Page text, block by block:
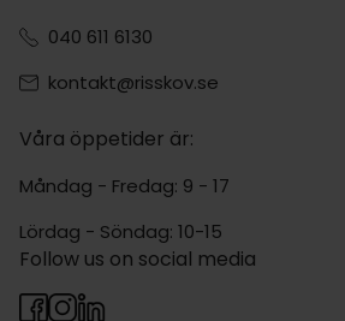
040 611 6130
kontakt@risskov.se
Våra öppetider är:
Måndag - Fredag: 9 - 17
Lördag - Söndag: 10-15
Follow us on social media